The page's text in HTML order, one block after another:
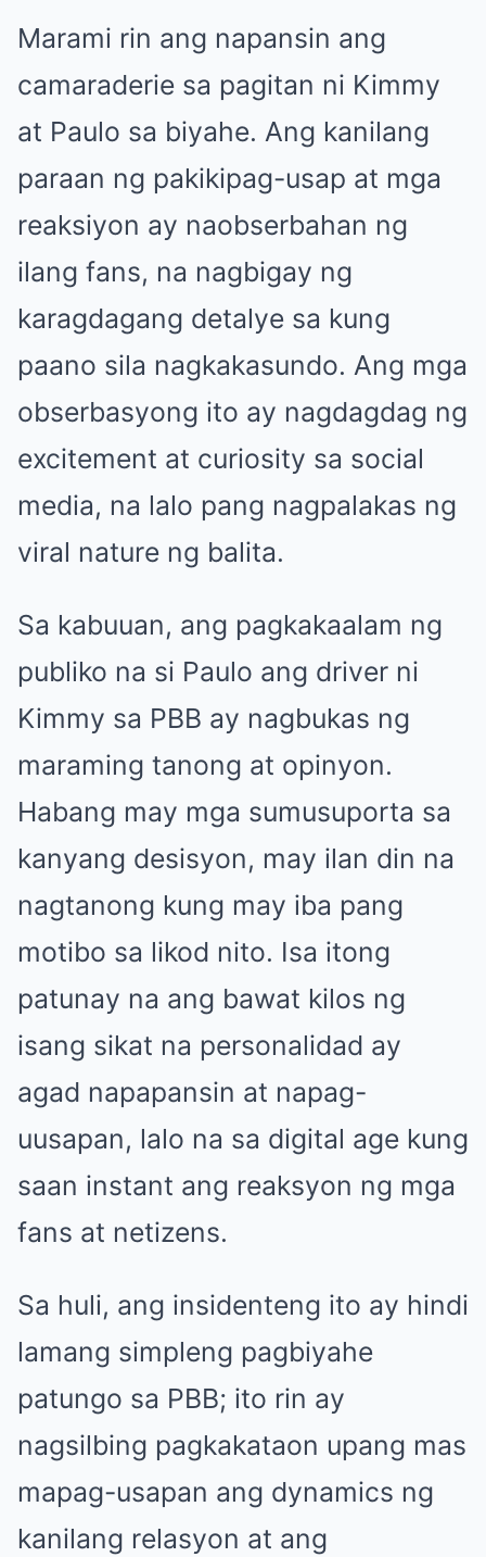
Marami rin ang napansin ang
camaraderie sa pagitan ni Kimmy
at Paulo sa biyahe. Ang kanilang
paraan ng pakikipag-usap at mga
reaksiyon ay naobserbahan ng
ilang fans, na nagbigay ng
karagdagang detalye sa kung
paano sila nagkakasundo. Ang mga
obserbasyong ito ay nagdagdag ng
excitement at curiosity sa social
media, na lalo pang nagpalakas ng
viral nature ng balita.
Sa kabuuan, ang pagkakaalam ng
publiko na si Paulo ang driver ni
Kimmy sa PBB ay nagbukas ng
maraming tanong at opinyon.
Habang may mga sumusuporta sa
kanyang desisyon, may ilan din na
nagtanong kung may iba pang
motibo sa likod nito. Isa itong
patunay na ang bawat kilos ng
isang sikat na personalidad ay
agad napapansin at napag-
uusapan, lalo na sa digital age kung
saan instant ang reaksyon ng mga
fans at netizens.
Sa huli, ang insidenteng ito ay hindi
lamang simpleng pagbiyahe
patungo sa PBB; ito rin ay
nagsilbing pagkakataon upang mas
mapag-usapan ang dynamics ng
kanilang relasyon at ang